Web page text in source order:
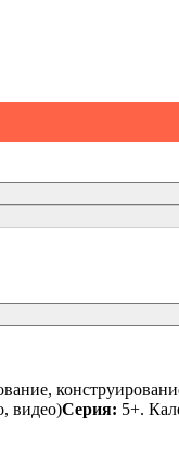
видео)Серия: 5+.